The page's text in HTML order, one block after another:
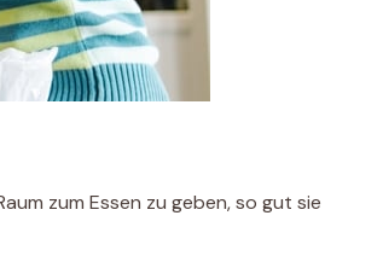
zum Essen zu geben, so gut sie